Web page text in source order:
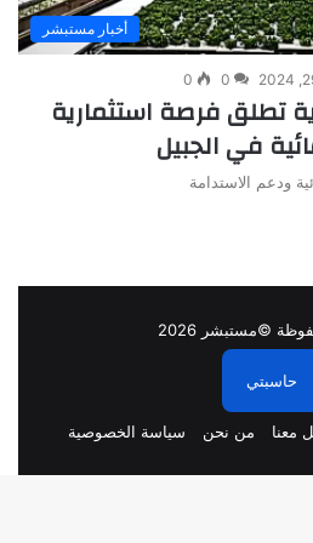
أخبار مستبشر
0
0
تطلق فرصة استثمارية
في الجبيل
ودعم الاستدامة
©مستبشر 2026
حاسبتي
معنا من نحن سياسة الخصوصية